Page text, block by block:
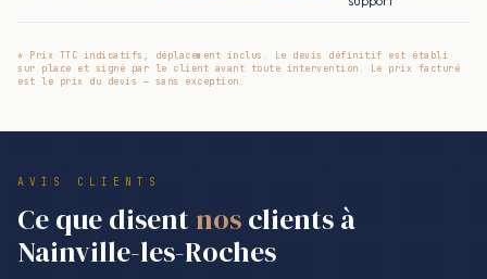
* Prix TTC indicatifs, déplacement inclus. Le devis définitif est établi
sur place et signé par le client avant toute intervention. Le prix facturé
est le prix du devis — sans exception.
AVIS CLIENTS
Ce que disent nosclients à
Nainville-les-Roches